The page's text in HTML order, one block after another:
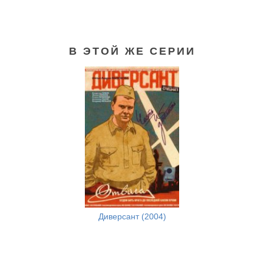
Апостол (2013)
В ЭТОЙ ЖЕ СЕРИИ
Диверсант (2004)